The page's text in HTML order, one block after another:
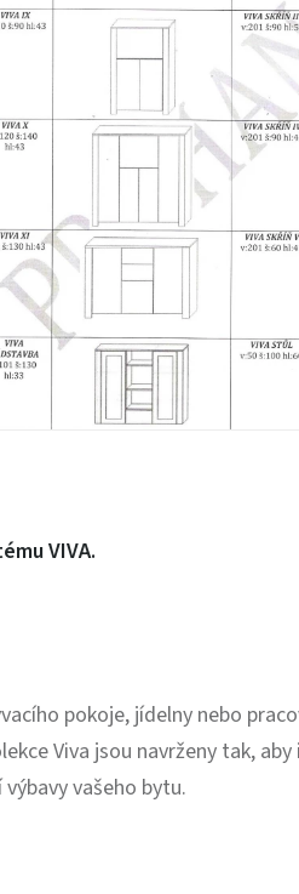
VIVA.
pokoje, jídelny nebo
Viva jsou navrženy tak,
vašeho bytu.